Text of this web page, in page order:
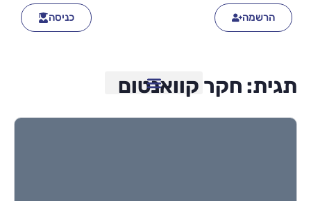
הרשמה כניסה
תגית: חקר קוואנטום